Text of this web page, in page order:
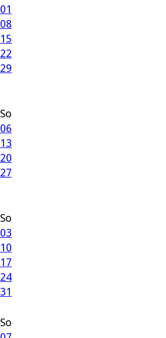
01
08
15
22
29
So
06
13
20
27
So
03
10
17
24
31
So